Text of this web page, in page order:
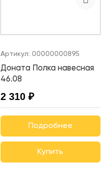
Артикул: 00000000895
Доната Полка навесная
46.08
2 310 ₽
Подробнее
Купить